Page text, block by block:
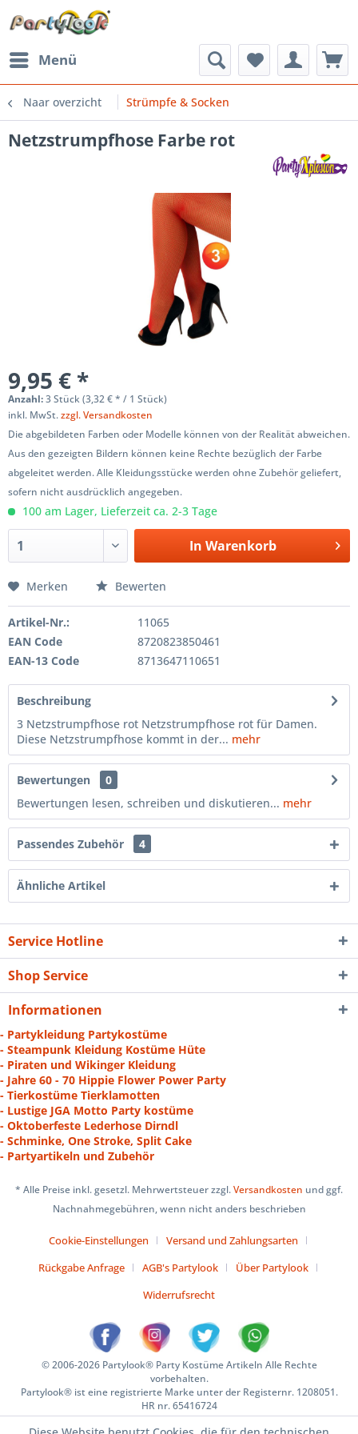
Menü
Naar overzicht Strümpfe & Socken
Netzstrumpfhose Farbe rot
9,95 € *
Anzahl:3 Stück (3,32 € * / 1 Stück)
inkl. MwSt.zzgl. Versandkosten
Die abgebildeten Farben oder Modelle können von der Realität abweichen.
Aus den gezeigten Bildern können keine Rechte bezüglich der Farbe
abgeleitet werden. Alle Kleidungsstücke werden ohne Zubehör geliefert,
sofern nicht ausdrücklich angegeben.
100 am Lager, Lieferzeit ca. 2-3 Tage
In Warenkorb
Merken Bewerten
Artikel-Nr.:
11065
EAN Code
8720823850461
EAN-13 Code
8713647110651
Beschreibung
3 Netzstrumpfhose rot Netzstrumpfhose rot für Damen.
Diese Netzstrumpfhose kommt in der... mehr
Bewertungen
0
Bewertungen lesen, schreiben und diskutieren... mehr
Passendes Zubehör 4
Ähnliche Artikel
Service Hotline
Shop Service
Informationen
- Partykleidung Partykostüme
- Steampunk Kleidung Kostüme Hüte
- Piraten und Wikinger Kleidung
- Jahre 60 - 70 Hippie Flower Power Party
- Tierkostüme Tierklamotten
- Lustige JGA Motto Party kostüme
- Oktoberfeste Lederhose Dirndl
- Schminke, One Stroke, Split Cake
- Partyartikeln und Zubehör
* Alle Preise inkl. gesetzl. Mehrwertsteuer zzgl.Versandkosten und ggf.
Nachnahmegebühren, wenn nicht anders beschrieben
Cookie-Einstellungen
Versand und Zahlungsarten
Rückgabe Anfrage
AGB's Partylook
Über Partylook
Widerrufsrecht
© 2006-2026 Partylook® Party Kostüme Artikeln Alle Rechte
vorbehalten.
Partylook® ist eine registrierte Marke unter der Registernr. 1208051.
HR nr. 65416724